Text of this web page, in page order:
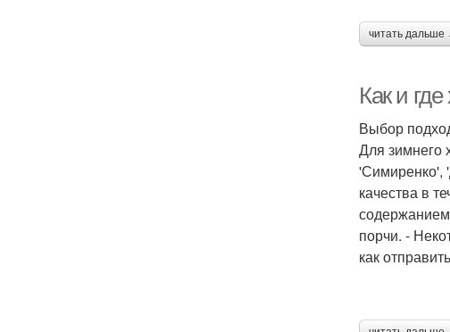
читать дальше
Как и
Выбор
Для зимнего
'Симиренко',
качества в
порчи. -
как